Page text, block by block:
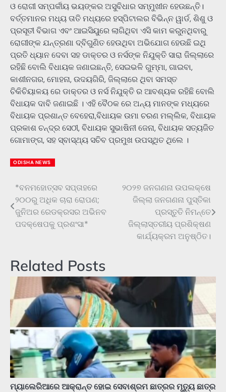
ଓ ରୋଗୀ ସମ୍ପର୍କୀୟ ଭୟଙ୍କର ଅସୁବିଧାର ସମ୍ମୁଖୀନ ହେଉଛନ୍ତି।
ବର୍ତ୍ତମାନର ମଧ୍ୟ ତାତି ମଧ୍ୟରେ ହସ୍ପିଟାଲର ବିଭିନ୍ନ ୱାର୍ଡ, ଶିଶୁ ଓ
ପ୍ରସୂତୀ ବିଭାଗ ଏବଂ ଆଇସିୟୁରେ ଲାଗିଥିବା ଏସି କାମ କରୁନଥିବାରୁ
ରୋଗୀଙ୍କ ଯନ୍ତ୍ରଣା ଦ୍ବିଗୁଣିତ ହେଉଥିବା ଅଭିଯୋଗ ହେଉଛି ଇଥି
ପ୍ରତି ଧ୍ୟାନ ଦେବା ସହ ଡାକ୍ତର ଓ ନର୍ସଙ୍କ ନିଯୁକ୍ତି ସାରା ଜିଲ୍ଲାରେ
ରହିଛି ବୋଲି ବିଧାୟକ ଜଣାଇଛନ୍ତି, ସେଇଭଳି ଗୁମ୍ମା, ଗାଇବା,
କାଶୀନଗର, ମୋହନା, ଉଦୟଗିରି, ଜିଲ୍ଲାରେ ଥିବା ସମସ୍ତ
ଚିକିଚିୟାଳୟ ରେ ଡାକ୍ତର ଓ ନର୍ସ ନିଯୁକ୍ତି ର ଆବଶ୍ୟକ ରହିଛି ବୋଲି
ବିଧାୟକ ଦାବି ଜଣାଇଛି । ଏହି ବୈଠକ ରେ ଅନ୍ୟ ମାନଙ୍କ ମଧ୍ୟରେ
ବିଧାୟକ ପ୍ରଶାନ୍ତ ବେହେରା,ବିଧାୟକ ଉମା ଚରଣ ମଲ୍ଲିକ, ବିଧାୟକ
ପ୍ରକାଶ ଚନ୍ଦ୍ର ସେଠୀ, ବିଧାୟକ ସୁଭାଷିନୀ ଜେନା, ବିଧାୟକ ସତ୍ୟଜିତ
ଗୋମାଙ୍ଗ, ସହ ସ୍ବାସ୍ଥ୍ୟ ସଚିବ ପ୍ରମୁଖ ଉପସ୍ଥିତ ଥିଲେ ।
ODISHA NEWS
Post
navigation
*ବନମହୋତ୍ସବ ସପ୍ତାହରେ
୨୦୦ରୁ ଅଧିକ ଚାରା ରୋପଣ;
ଜୁନିଅର ରେଡକ୍ରସର ଅଭିନବ
ପଦକ୍ଷେପକୁ ପ୍ରଶଂସା*
୨୦୨୭ ଜନଗଣନା ଉପଲକ୍ଷେ
ଜିଲ୍ଲା ଜନଗଣନା ପୁସ୍ତିକା
ପ୍ରସ୍ତୁତି ନିମନ୍ତେ
ଜିଲ୍ଲାସ୍ତରୀୟ ପ୍ରଶିକ୍ଷଣ
କାର୍ଯ୍ୟକ୍ରମ ଅନୁଷ୍ଠିତ।
Related Posts
ମ୍ୟାଲେରିଆରେ ଆକ୍ରାନ୍ତ ହୋଇ ସେବାଶ୍ରମ ଛାତ୍ରର ମୃତ୍ୟୁ ଛାତ୍ର